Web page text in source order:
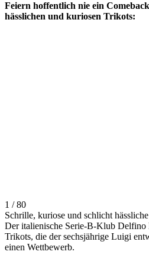
Feiern hoffentlich nie ein
hässlichen und kuriosen Trikots:
1 / 80
Schrille, kuriose und schlicht
Der italienische Serie-B-Klub Delfino
Trikots, die der sechsjährige Luigi
einen Wettbewerb.